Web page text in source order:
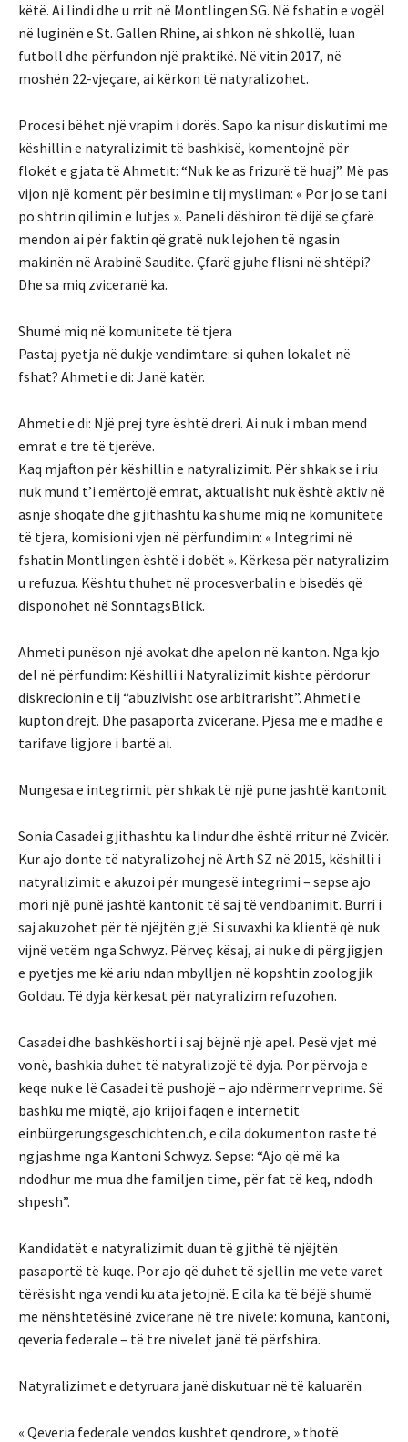
këtë. Ai lindi dhe u rrit në Montlingen SG. Në fshatin e vogël
në luginën e St. Gallen Rhine, ai shkon në shkollë, luan
futboll dhe përfundon një praktikë. Në vitin 2017, në
moshën 22-vjeçare, ai kërkon të natyralizohet.
Procesi bëhet një vrapim i dorës. Sapo ka nisur diskutimi me
këshillin e natyralizimit të bashkisë, komentojnë për
flokët e gjata të Ahmetit: “Nuk ke as frizurë të huaj”. Më pas
vijon një koment për besimin e tij mysliman: « Por jo se tani
po shtrin qilimin e lutjes ». Paneli dëshiron të dijë se çfarë
mendon ai për faktin që gratë nuk lejohen të ngasin
makinën në Arabinë Saudite. Çfarë gjuhe flisni në shtëpi?
Dhe sa miq zviceranë ka.
Shumë miq në komunitete të tjera
Pastaj pyetja në dukje vendimtare: si quhen lokalet në
fshat? Ahmeti e di: Janë katër.
Ahmeti e di: Një prej tyre është dreri. Ai nuk i mban mend
emrat e tre të tjerëve.
Kaq mjafton për këshillin e natyralizimit. Për shkak se i riu
nuk mund t’i emërtojë emrat, aktualisht nuk është aktiv në
asnjë shoqatë dhe gjithashtu ka shumë miq në komunitete
të tjera, komisioni vjen në përfundimin: « Integrimi në
fshatin Montlingen është i dobët ». Kërkesa për natyralizim
u refuzua. Kështu thuhet në procesverbalin e bisedës që
disponohet në SonntagsBlick.
Ahmeti punëson një avokat dhe apelon në kanton. Nga kjo
del në përfundim: Këshilli i Natyralizimit kishte përdorur
diskrecionin e tij “abuzivisht ose arbitrarisht”. Ahmeti e
kupton drejt. Dhe pasaporta zvicerane. Pjesa më e madhe e
tarifave ligjore i bartë ai.
Mungesa e integrimit për shkak të një pune jashtë kantonit
Sonia Casadei gjithashtu ka lindur dhe është rritur në Zvicër.
Kur ajo donte të natyralizohej në Arth SZ në 2015, këshilli i
natyralizimit e akuzoi për mungesë integrimi – sepse ajo
mori një punë jashtë kantonit të saj të vendbanimit. Burri i
saj akuzohet për të njëjtën gjë: Si suvaxhi ka klientë që nuk
vijnë vetëm nga Schwyz. Përveç kësaj, ai nuk e di përgjigjen
e pyetjes me kë ariu ndan mbylljen në kopshtin zoologjik
Goldau. Të dyja kërkesat për natyralizim refuzohen.
Casadei dhe bashkëshorti i saj bëjnë një apel. Pesë vjet më
vonë, bashkia duhet të natyralizojë të dyja. Por përvoja e
keqe nuk e lë Casadei të pushojë – ajo ndërmerr veprime. Së
bashku me miqtë, ajo krijoi faqen e internetit
einbürgerungsgeschichten.ch, e cila dokumenton raste të
ngjashme nga Kantoni Schwyz. Sepse: “Ajo që më ka
ndodhur me mua dhe familjen time, për fat të keq, ndodh
shpesh”.
Kandidatët e natyralizimit duan të gjithë të njëjtën
pasaportë të kuqe. Por ajo që duhet të sjellin me vete varet
tërësisht nga vendi ku ata jetojnë. E cila ka të bëjë shumë
me nënshtetësinë zvicerane në tre nivele: komuna, kantoni,
qeveria federale – të tre nivelet janë të përfshira.
Natyralizimet e detyruara janë diskutuar në të kaluarën
« Qeveria federale vendos kushtet qendrore, » thotë